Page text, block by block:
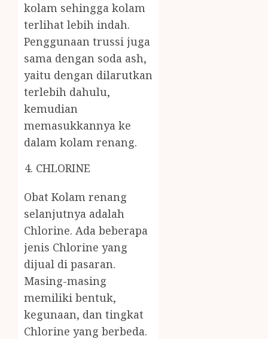
kolam sehingga kolam
terlihat lebih indah.
Penggunaan trussi juga
sama dengan soda ash,
yaitu dengan dilarutkan
terlebih dahulu,
kemudian
memasukkannya ke
dalam kolam renang.
CHLORINE
Obat Kolam renang
selanjutnya adalah
Chlorine. Ada beberapa
jenis Chlorine yang
dijual di pasaran.
Masing-masing
memiliki bentuk,
kegunaan, dan tingkat
Chlorine yang berbeda.